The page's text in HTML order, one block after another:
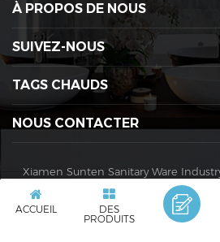
À PROPOS DE NOUS
SUIVEZ-NOUS
TAGS CHAUDS
NOUS CONTACTER
Xiamen Sunten Sanitary Ware
sont réservés. |
|Politique
IPv6 Réseau IPv6 pris
ACCUEIL
DES
PRODUITS